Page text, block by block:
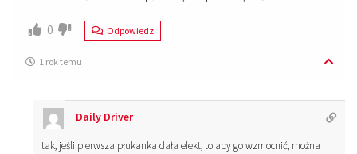
0 Odpowiedz
1 rok temu
Daily Driver
tak, jeśli pierwsza płukanka dała efekt, to aby go wzmocnić, można